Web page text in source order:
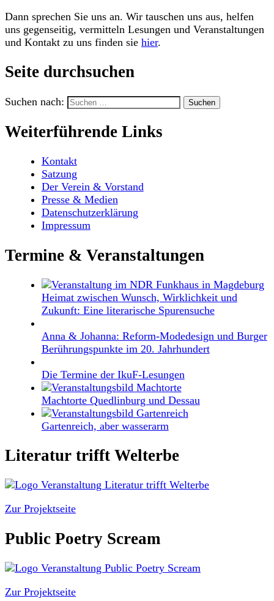
Dann sprechen Sie uns an. Wir tauschen uns aus, helfen
uns gegenseitig, vermitteln Lesungen und Veranstaltungen
und Kontakt zu uns finden sie hier.
Seite durchsuchen
Suchen nach:
Weiterführende Links
Kontakt
Satzung
Der Verein & Vorstand
Presse & Medien
Datenschutzerklärung
Impressum
Termine & Veranstaltungen
Heimat zwischen Wunsch, Wirklichkeit und
Zukunft: Eine literarische Spurensuche
Anna & Johanna: Reform-Modedesign und Burger
Berührungspunkte im 20. Jahrhundert
Die Termine der IkuF-Lesungen
Machtorte Quedlinburg und Dessau
Gartenreich, aber wasserarm
Literatur trifft Welterbe
Zur Projektseite
Public Poetry Scream
Zur Projektseite